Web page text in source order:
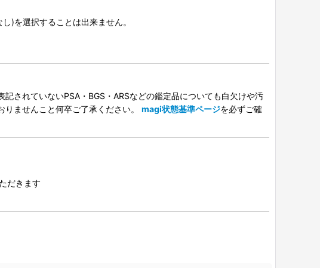
)を選択することは出来ません。
されていないPSA・BGS・ARSなどの鑑定品についても白欠けや汚
ませんこと何卒ご了承ください。 magi状態基準ページを必ずご確
だきます